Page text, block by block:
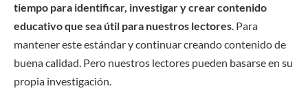
tiempo para identificar, investigar y crear contenido
educativo que sea útil para nuestros lectores. Para
mantener este estándar y continuar creando contenido de
buena calidad. Pero nuestros lectores pueden basarse en su
propia investigación.